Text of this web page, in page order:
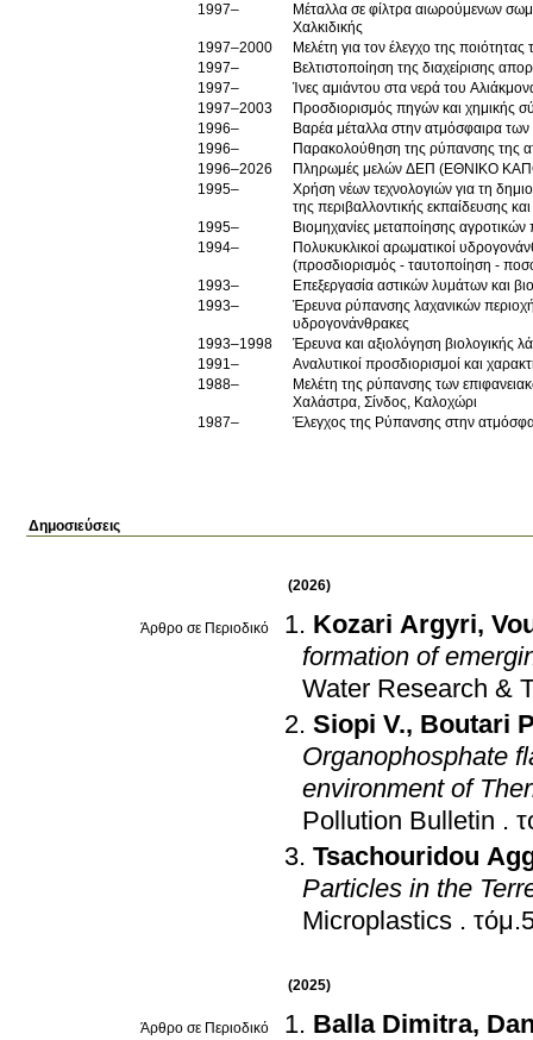
1997–
Μέταλλα σε φίλτρα αιωρούμενων
Χαλκιδικής
1997–2000
Μελέτη για τον έλεγχο της
1997–
Βελτιστοποίηση της διαχείρισης
1997–
Ίνες αμιάντου στα νερά του
1997–2003
Προσδιορισμός πηγών και χημικής
1996–
Βαρέα μέταλλα στην ατμόσφαιρα των
1996–
Παρακολούθηση της ρύπανσης της
1996–2026
Πληρωμές μελών ΔΕΠ (ΕΘΝΙΚΟ
1995–
Χρήση νέων τεχνολογιών για τη
της περιβαλλοντικής εκπαίδευσης
1995–
Βιομηχανίες μεταποίησης
1994–
Πολυκυκλικοί αρωματικοί
(προσδιορισμός - ταυτοποίηση -
1993–
Επεξεργασία αστικών λυμάτων και
1993–
Έρευνα ρύπανσης λαχανικών
υδρογονάνθρακες
1993–1998
Έρευνα και αξιολόγηση βιολογικής
1991–
Αναλυτικοί προσδιορισμοί και
1988–
Μελέτη της ρύπανσης των
Χαλάστρα, Σίνδος, Καλοχώρι
1987–
Έλεγχος της Ρύπανσης στην
Δημοσιεύσεις
(2026)
Άρθρο σε Περιοδικό Kozari Argyri,
formation of
Water Research &
Siopi V., Boutari
Organophosphate
environment of
Pollution Bulletin .
Tsachouridou
Particles in the
Microplastics .
(2025)
Άρθρο σε Περιοδικό Balla Dimitra,